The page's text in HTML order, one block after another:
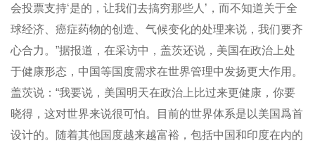
会投票支持‘是的，让我们去搞穷那些人’，而不知道关于全
球经济、癌症药物的创造、气候变化的处理来说，我们要齐
心合力。”据报道，在采访中，盖茨还说，美国在政治上处
于健康形态，中国等国度需求在世界管理中发扬更大作用。
盖茨说：“我要说，美国明天在政治上比过来更健康，你要
晓得，这对世界来说很可怕。目前的世界体系是以美国爲首
设计的。随着其他国度越来越富裕，包括中国和印度在内的